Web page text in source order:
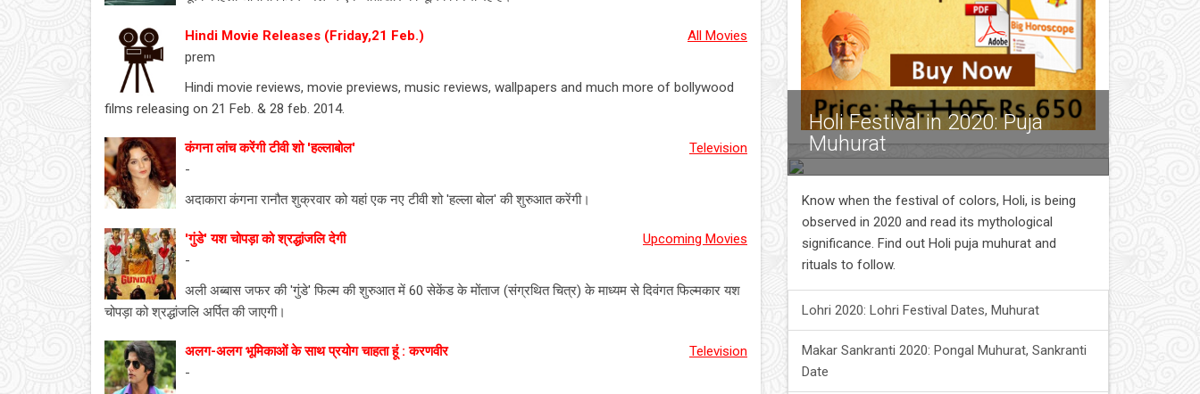
Hindi Movie Releases (Friday,21 Feb.)
All Movies
prem
Hindi movie reviews, movie previews, music reviews, wallpapers and much more of bollywood
films releasing on 21 Feb. & 28 feb. 2014.
कंगना लांच करेंगी टीवी शो 'हल्लाबोल'
Television
-
अदाकारा कंगना रानौत शुक्रवार को यहां एक नए टीवी शो 'हल्ला बोल' की शुरुआत करेंगी।
'गुंडे' यश चोपड़ा को श्रद्धांजलि देगी
Upcoming Movies
-
अली अब्बास जफर की 'गुंडे' फिल्म की शुरुआत में 60 सेकेंड के मोंताज (संग्रथित चित्र) के माध्यम से दिवंगत फिल्मकार यश
चोपड़ा को श्रद्धांजलि अर्पित की जाएगी।
अलग-अलग भूमिकाओं के साथ प्रयोग चाहता हूं : करणवीर
Television
-
Holi Festival in 2020: Puja
Muhurat
Know when the festival of colors, Holi, is being
observed in 2020 and read its mythological
significance. Find out Holi puja muhurat and
rituals to follow.
Lohri 2020: Lohri Festival Dates, Muhurat
Makar Sankranti 2020: Pongal Muhurat, Sankranti
Date